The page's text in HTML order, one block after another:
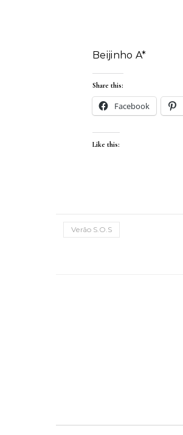
Beijinho A*
Share this:
Facebook
Like this:
Verão S.O.S